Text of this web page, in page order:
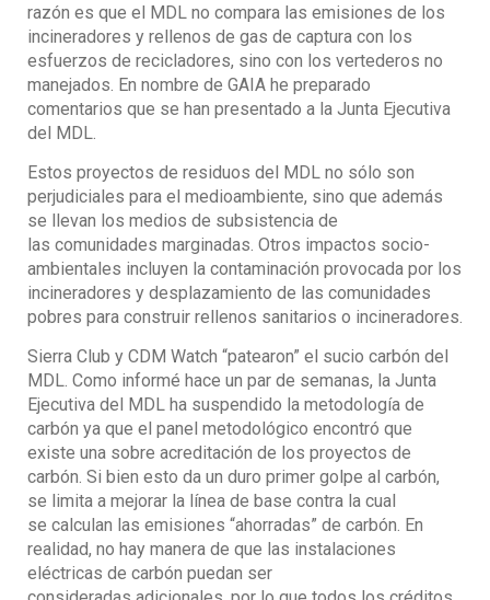
razón es que el MDL no compara las emisiones de los
incineradores y rellenos de gas de captura con los
esfuerzos de recicladores, sino con los vertederos no
manejados. En nombre de GAIA he preparado
comentarios que se han presentado a la Junta Ejecutiva
del MDL.
Estos proyectos de residuos del MDL no sólo son
perjudiciales para el medioambiente, sino que además
se llevan los medios de subsistencia de
las comunidades marginadas. Otros impactos socio-
ambientales incluyen la contaminación provocada por los
incineradores y desplazamiento de las comunidades
pobres para construir rellenos sanitarios o incineradores.
Sierra Club y CDM Watch “patearon” el sucio carbón del
MDL. Como informé hace un par de semanas, la Junta
Ejecutiva del MDL ha suspendido la metodología de
carbón ya que el panel metodológico encontró que
existe una sobre acreditación de los proyectos de
carbón. Si bien esto da un duro primer golpe al carbón,
se limita a mejorar la línea de base contra la cual
se calculan las emisiones “ahorradas” de carbón. En
realidad, no hay manera de que las instalaciones
eléctricas de carbón puedan ser